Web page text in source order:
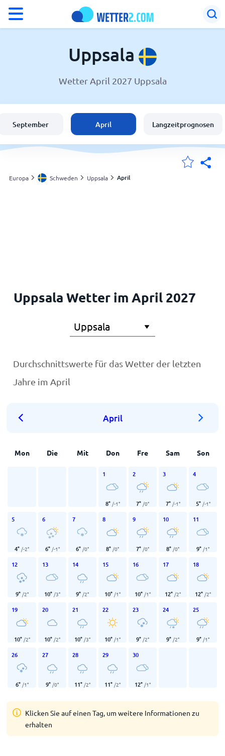
Wetter in Uppsala
Schweiz
Deutschland
Uppsala
Wetter April 2027 Uppsala
September April Langzeitprognosen
Europa Schweden Uppsala April
Uppsala Wetter im April 2027
Durchschnittswerte für das Wetter der letzten
Jahre im April
April
Mon Die Mit Don Fre Sam Son
1
8° /-1°
2
7° /0°
3
7° /-1°
4
5° /-1°
5
4° /-2°
6
6° /-1°
7
6° /0°
8
8° /0°
9
7° /0°
10
8° /0°
11
9° /1°
12
9° /2°
13
10° /3°
14
9° /2°
15
10° /1°
16
10° /1°
17
12° /2°
18
12° /2°
19
10° /2°
20
10° /2°
21
10° /3°
22
10° /1°
23
9° /2°
24
9° /2°
25
9° /1°
26
6° /1°
27
9° /0°
28
11° /2°
29
11° /2°
30
12° /1°
Klicken Sie auf einen Tag, um weitere Informationen zu
erhalten